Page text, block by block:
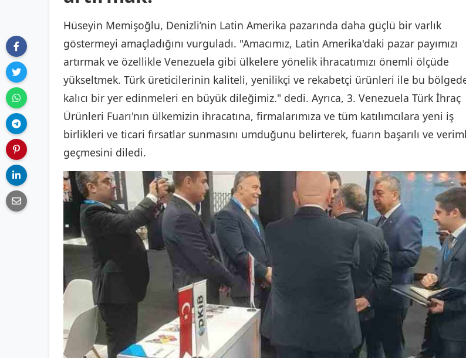
Hüseyin Memişoğlu, Denizli’nin Latin Amerika pazarında daha güçlü bir varlık
göstermeyi amaçladığını vurguladı. "Amacımız, Latin Amerika'daki pazar payımızı
artırmak ve özellikle Venezuela gibi ülkelere yönelik ihracatımızı önemli ölçüde
yükseltmek. Türk üreticilerinin kaliteli, yenilikçi ve rekabetçi ürünleri ile bu
kalıcı bir yer edinmeleri en büyük dileğimiz." dedi. Ayrıca, 3. Venezuela Türk İhraç
Ürünleri Fuarı'nın ülkemizin ihracatına, firmalarımıza ve tüm katılımcılara yeni iş
birlikleri ve ticari fırsatlar sunmasını umduğunu belirterek, fuarın başarılı ve
geçmesini diledi.